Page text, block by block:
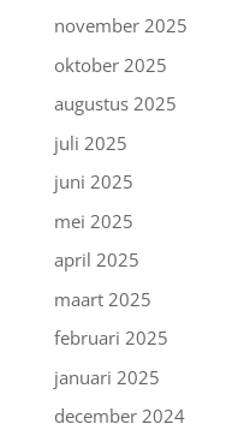
november 2025
oktober 2025
augustus 2025
juli 2025
juni 2025
mei 2025
april 2025
maart 2025
februari 2025
januari 2025
december 2024